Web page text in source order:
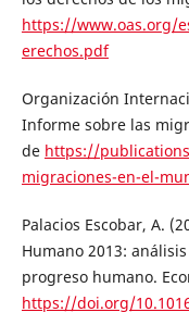
https://www.oas.org/
erechos.pdf
Organización
Informe sobre las
de https://
migraciones-en-el-
Palacios Escobar, A.
Humano 2013:
progreso humano.
https://doi.org/